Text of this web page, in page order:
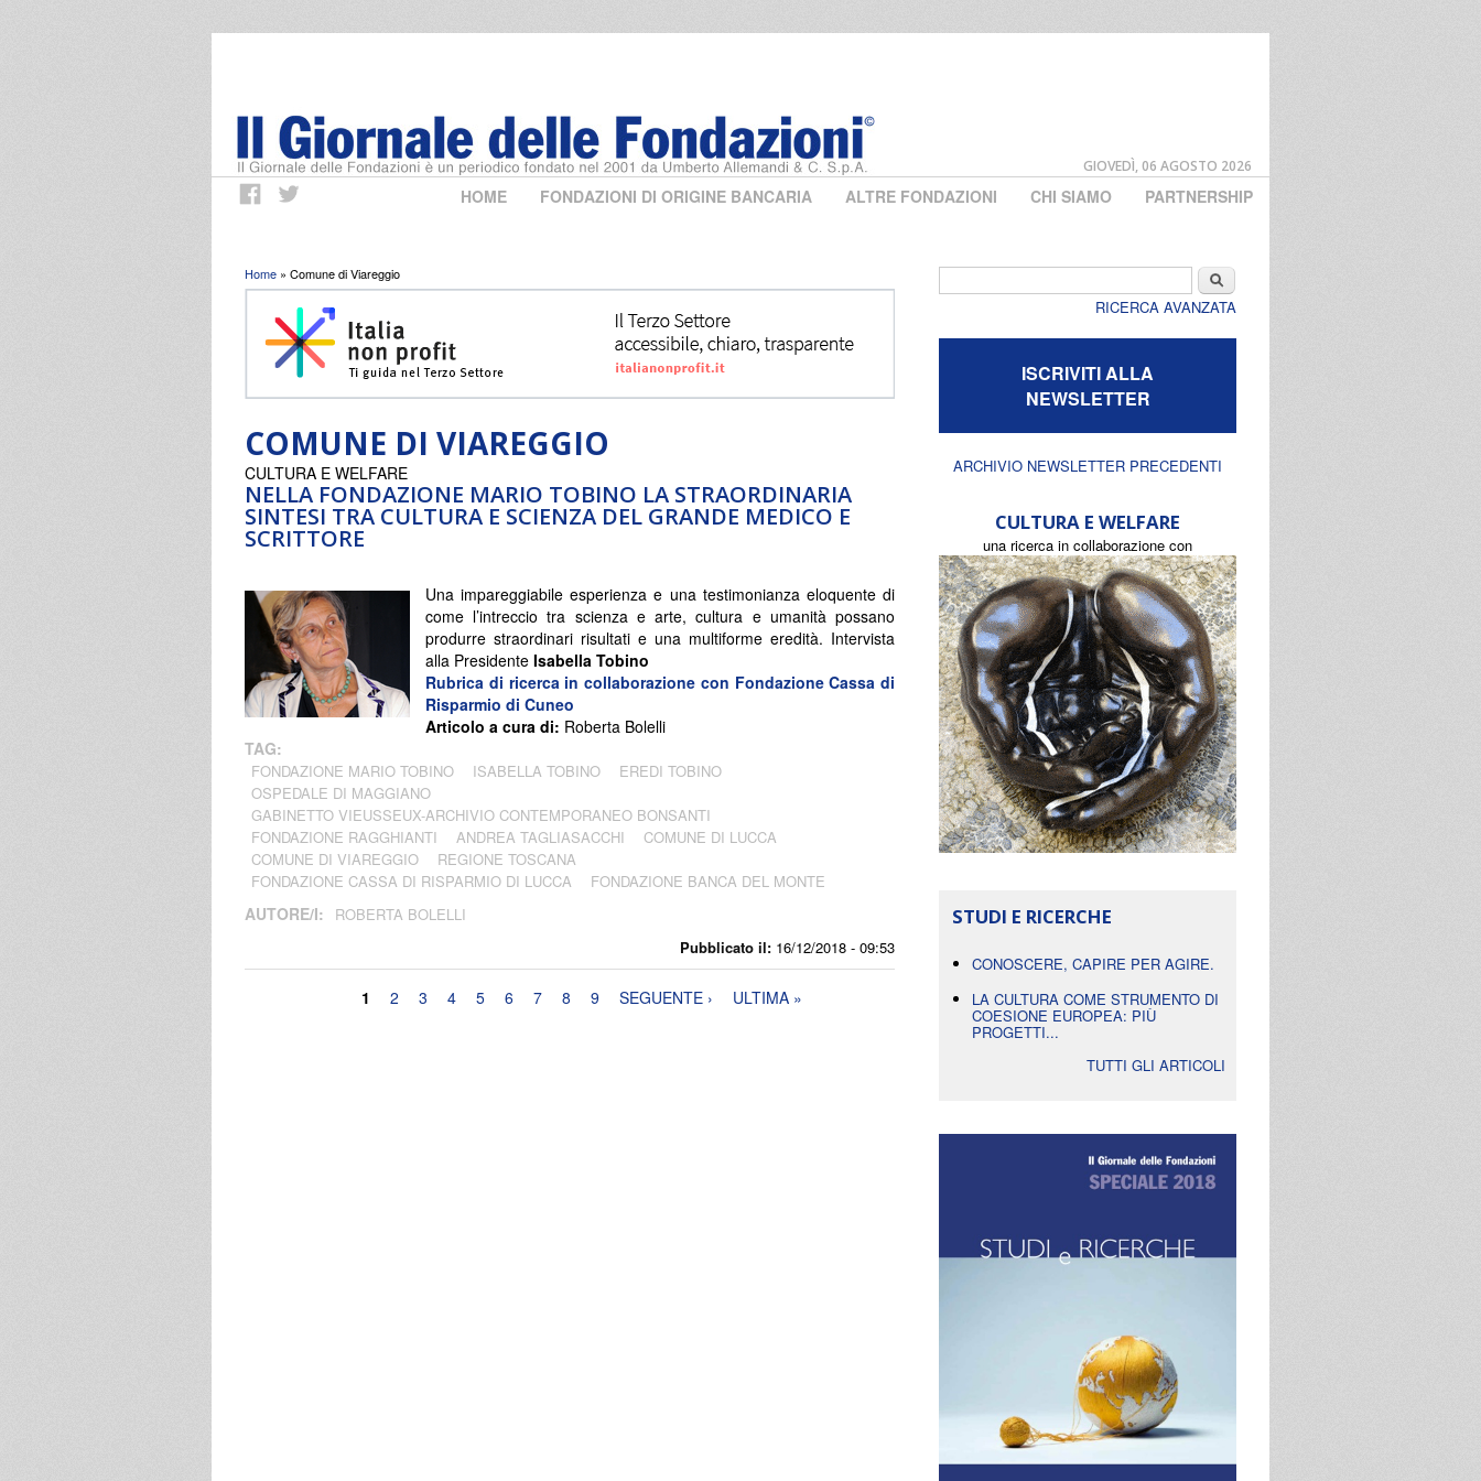
GIOVEDÌ, 06 AGOSTO 2026
HOME FONDAZIONI DI ORIGINE BANCARIA ALTRE FONDAZIONI CHI SIAMO PARTNERSHIP
Tu sei qui
Home » Comune di Viareggio
COMUNE DI VIAREGGIO
NELLA FONDAZIONE MARIO TOBINO LA STRAORDINARIA
SINTESI TRA CULTURA E SCIENZA DEL GRANDE MEDICO E
SCRITTORE
Pubblicato il: 16/12/2018 - 09:53
CULTURA E WELFARE
Una impareggiabile esperienza e una testimonianza eloquente di
come l’intreccio tra scienza e arte, cultura e umanità possano
produrre straordinari risultati e una multiforme eredità. Intervista
alla Presidente Isabella Tobino
Rubrica di ricerca in collaborazione con Fondazione Cassa di
Risparmio di Cuneo
Articolo a cura di: Roberta Bolelli
TAG:
FONDAZIONE MARIO TOBINO ISABELLA TOBINO
EREDI TOBINO
OSPEDALE DI MAGGIANO
GABINETTO VIEUSSEUX-ARCHIVIO CONTEMPORANEO BONSANTI
FONDAZIONE RAGGHIANTI
ANDREA TAGLIASACCHI
COMUNE DI LUCCA
COMUNE DI VIAREGGIO
REGIONE TOSCANA
FONDAZIONE CASSA DI RISPARMIO DI LUCCA
FONDAZIONE BANCA DEL MONTE
AUTORE/I: ROBERTA BOLELLI
1 2 3 4 5 6 7 8 9 SEGUENTE › ULTIMA »
Cerca
RICERCA AVANZATA
ISCRIVITI ALLA
NEWSLETTER
ARCHIVIO NEWSLETTER PRECEDENTI
CULTURA E WELFARE
una ricerca in collaborazione con
STUDI E RICERCHE
CONOSCERE, CAPIRE PER AGIRE.
LA CULTURA COME STRUMENTO DI
COESIONE EUROPEA: PIÙ
PROGETTI...
TUTTI GLI ARTICOLI